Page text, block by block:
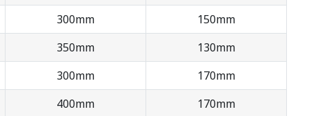
300mm
150mm
350mm
130mm
300mm
170mm
400mm
170mm